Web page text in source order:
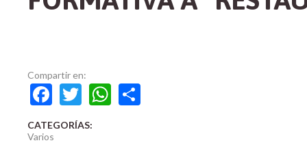
Compartir en:
Facebook
TwitterWhatsApp
CATEGORÍAS
CATEGORÍAS:
Varios